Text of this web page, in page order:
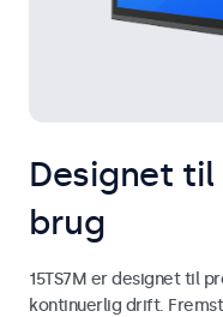
Designet
brug
15TS7M er designet til
kontinuerlig drift.